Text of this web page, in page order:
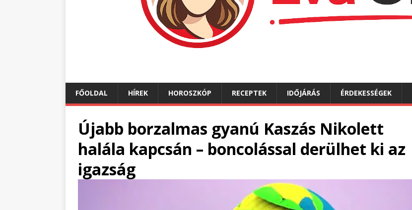
FŐOLDAL HÍREK HOROSZKÓP RECEPTEK IDŐJÁRÁS ÉRDEKESSÉGEK
Újabb borzalmas gyanú Kaszás Nikolett
halála kapcsán – boncolással derülhet ki az
igazság